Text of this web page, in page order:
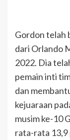
Gordon telah
dari Orlando
2022. Dia
pemain inti
dan
kejuaraan
musim ke-10
rata-rata 13,9